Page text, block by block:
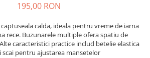
viu si
195,00 RON
calda, ideala pentru vreme de iarna
rece. Buzunarele multiple ofera spatiu de
caracteristici practice includ betelie elastica
scai pentru ajustarea mansetelor